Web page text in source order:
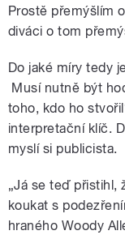
Prostě přemýšlím
diváci o tom
Do jaké míry tedy
Musí nutně být
toho, kdo ho
interpretační klíč.
myslí si publicista.
„Já se teď přistihl,
koukat s
hraného Woody